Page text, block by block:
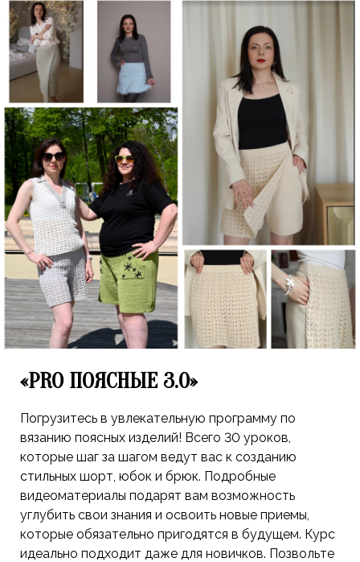
«PRO ПОЯСНЫЕ 3.0»
Погрузитесь в увлекательную программу по
вязанию поясных изделий! Всего 30 уроков,
которые шаг за шагом ведут вас к созданию
стильных шорт, юбок и брюк. Подробные
видеоматериалы подарят вам возможность
углубить свои знания и освоить новые приемы,
которые обязательно пригодятся в будущем. Курс
идеально подходит даже для новичков. Позвольте